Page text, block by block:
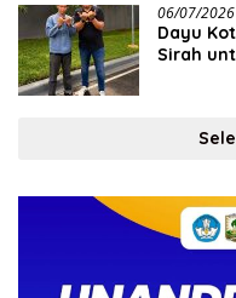
06/07/2026
Dayu
Sirah